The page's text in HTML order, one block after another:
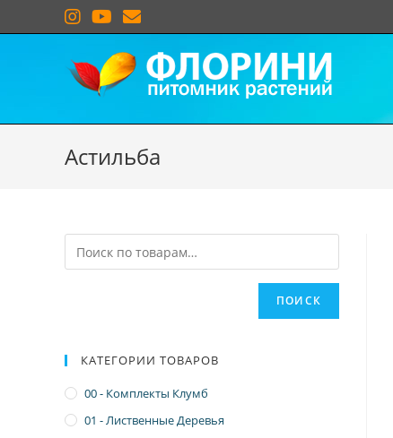
Астильба
ПОИСК
КАТЕГОРИИ ТОВАРОВ
00 - Комплекты Клумб
01 - Лиственные Деревья